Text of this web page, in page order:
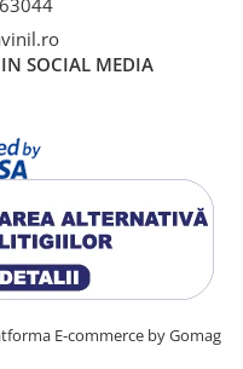
SOCIAL MEDIA
E-commerce by Gomag